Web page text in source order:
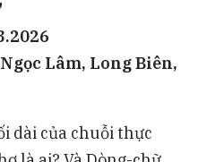
Lâm, Long Biên,
dài của chuỗi thực